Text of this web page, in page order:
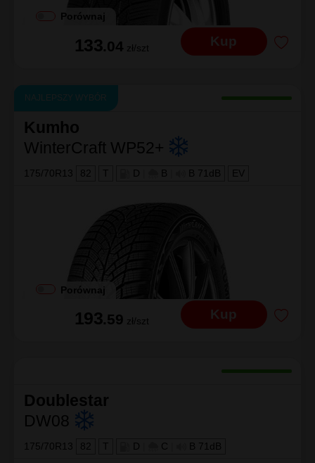
Porównaj
133.04 zł/szt Kup
NAJLEPSZY WYBÓR
Kumho
WinterCraft WP52+
175/70R13 82 T D B B 71dB EV
Porównaj
193.59 zł/szt Kup
Doublestar
DW08
175/70R13 82 T D C B 71dB